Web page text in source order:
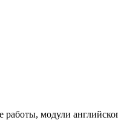
работы, модули